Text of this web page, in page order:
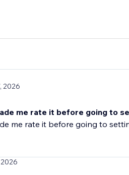
2026
me rate it before going to
me rate it before going to